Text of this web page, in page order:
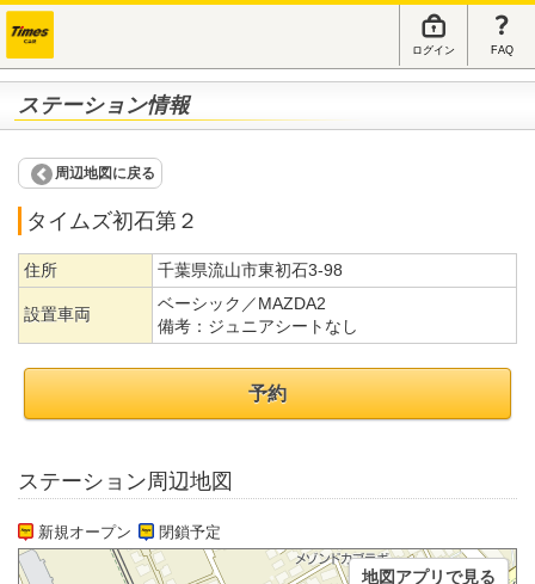
ログイン FAQ
ステーション情報
周辺地図に戻る
タイムズ初石第２
住所 千葉県流山市東初石3-98
設置車両
ベーシック／MAZDA2
備考： ジュニアシートなし
予約
ステーション周辺地図
新規オープン 閉鎖予定
地図アプリで見る